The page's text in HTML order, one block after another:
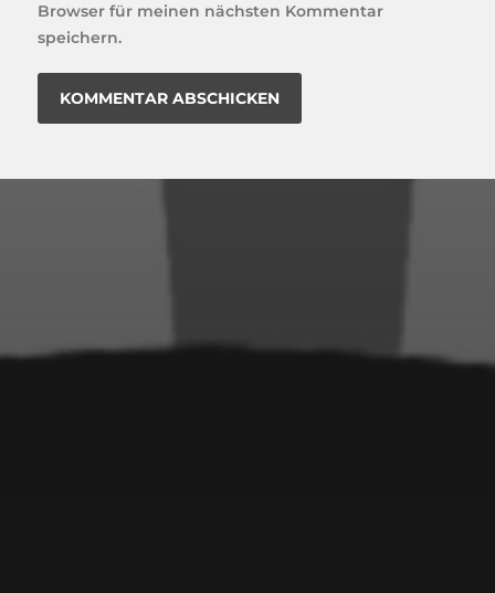
Browser für meinen nächsten Kommentar
speichern.